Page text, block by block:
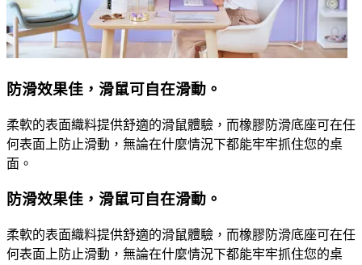
防滑效果佳，滑鼠可自在滑動。
柔軟的表面織料提供舒適的滑鼠體驗，而橡膠防滑底座可在任
何表面上防止滑動，無論在什麼情況下都能牢牢抓住您的桌
面。
防滑效果佳，滑鼠可自在滑動。
柔軟的表面織料提供舒適的滑鼠體驗，而橡膠防滑底座可在任
何表面上防止滑動，無論在什麼情況下都能牢牢抓住您的桌